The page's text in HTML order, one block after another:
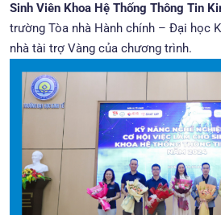
Sinh Viên Khoa Hệ Thống Thông Tin
trường Tòa nhà Hành chính – Đại học
nhà tài trợ Vàng của chương trình.